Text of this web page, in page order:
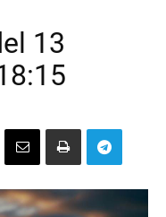
13